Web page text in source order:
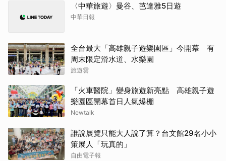
〈中華旅遊〉曼谷、芭達雅5日遊
中華日報
全台最大「高雄親子遊樂園區」今開幕 有
周末限定滑水道、水樂園
旅遊雲
「火車醫院」變身旅遊新亮點 高雄親子遊
樂園區開幕首日人氣爆棚
Newtalk
誰說展覽只能大人說了算？台文館29名小小
策展人「玩真的」
自由電子報